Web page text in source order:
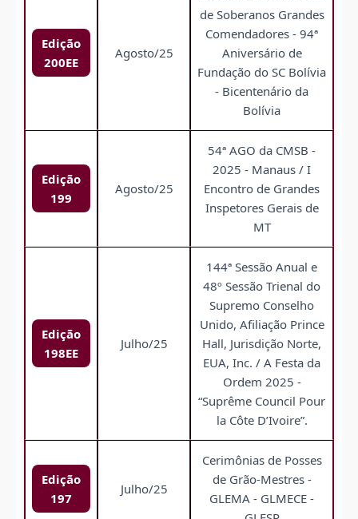
Edição
200EE
Agosto/25
de Soberanos Grandes
Comendadores - 94ª
Aniversário de
Fundação do SC Bolívia
- Bicentenário da
Bolívia
Edição
199
Agosto/25
54ª AGO da CMSB -
2025 - Manaus / I
Encontro de Grandes
Inspetores Gerais de
MT
Edição
198EE
Julho/25
144ª Sessão Anual e
48º Sessão Trienal do
Supremo Conselho
Unido, Afiliação Prince
Hall, Jurisdição Norte,
EUA, Inc. / A Festa da
Ordem 2025 -
“Suprême Council Pour
la Côte D’Ivoire”.
Edição
197
Julho/25
Cerimônias de Posses
de Grão-Mestres -
GLEMA - GLMECE -